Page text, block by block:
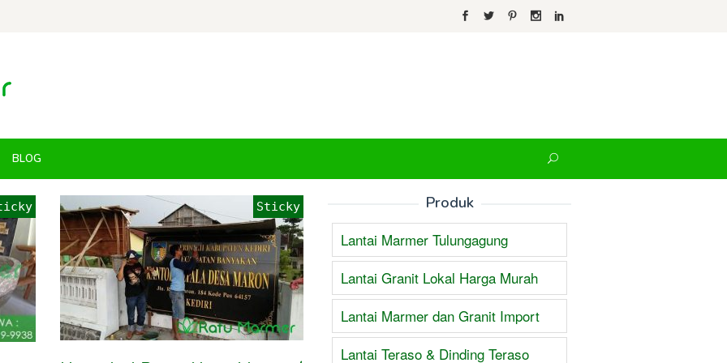
BLOG
Sticky Produk
Lantai Marmer Tulungagung
Lantai Granit Lokal Harga Murah
Lantai Marmer dan Granit Import
Lantai Teraso & Dinding Teraso